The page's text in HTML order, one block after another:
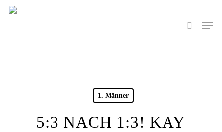
Skip
search
Menu
1. Männer
5:3 NACH 1:3! KAY